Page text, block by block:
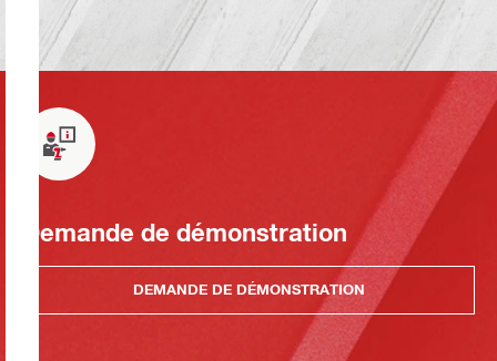
Demande de démonstration
DEMANDE DE DÉMONSTRATION